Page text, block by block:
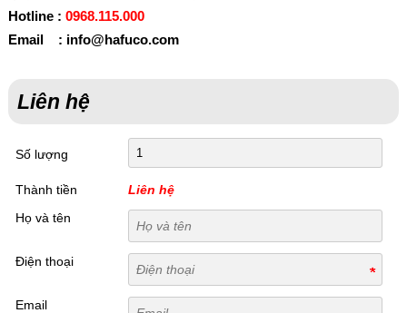
Hotline : 0968.115.000
Email : info@hafuco.com
Liên hệ
Số lượng
Thành tiền
Liên hệ
Họ và tên
Điện thoại
Email